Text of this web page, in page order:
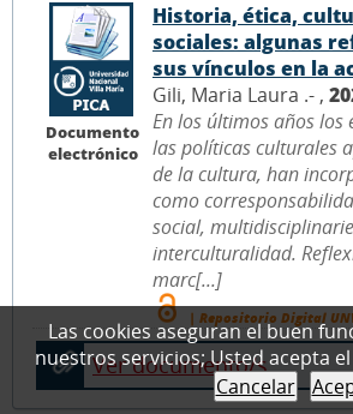
Documento
electrónico
Historia, ética,
sociales: algunas
sus vínculos en la
Gili, Maria Laura .- ,
En los últimos años los
las políticas culturales
de la cultura, han
como
social,
interculturalidad.
marc[...]
| Repositorio Digital
Ver documento/s
Las cookies aseguran el buen
nuestros servicios; Usted acepta
Cancelar